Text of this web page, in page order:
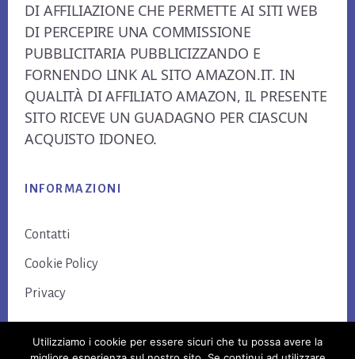
DI AFFILIAZIONE CHE PERMETTE AI SITI WEB
DI PERCEPIRE UNA COMMISSIONE
PUBBLICITARIA PUBBLICIZZANDO E
FORNENDO LINK AL SITO AMAZON.IT. IN
QUALITÀ DI AFFILIATO AMAZON, IL PRESENTE
SITO RICEVE UN GUADAGNO PER CIASCUN
ACQUISTO IDONEO.
INFORMAZIONI
Contatti
Cookie Policy
Privacy
Utilizziamo i cookie per essere sicuri che tu possa avere la